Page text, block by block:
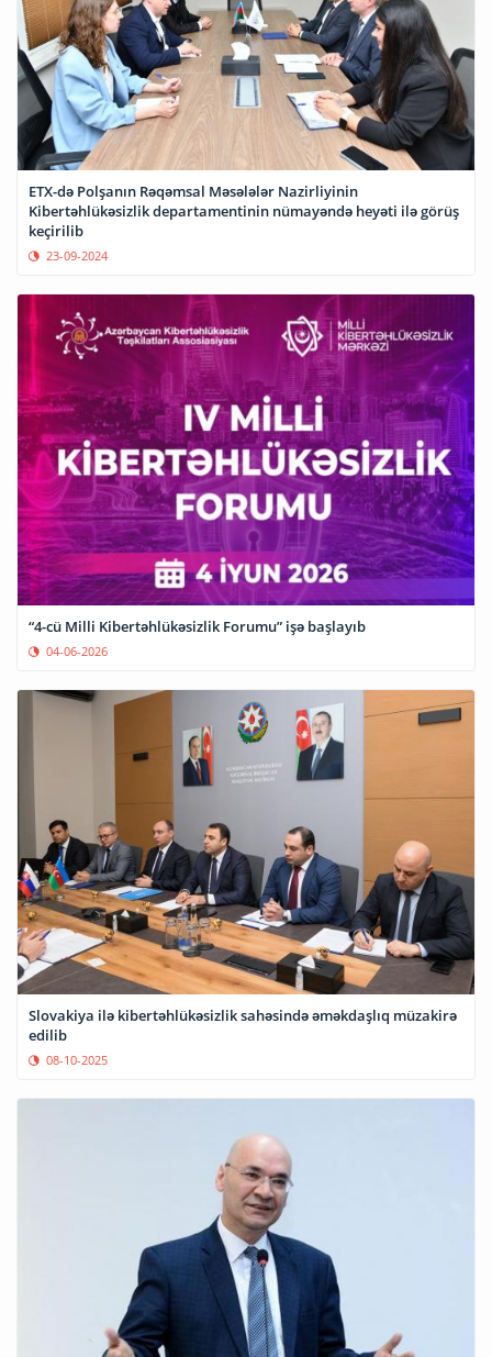
ETX-də Polşanın Rəqəmsal Məsələlər Nazirliyinin
Kibertəhlükəsizlik departamentinin nümayəndə heyəti ilə görüş
keçirilib
23-09-2024
“4-cü Milli Kibertəhlükəsizlik Forumu” işə başlayıb
04-06-2026
Slovakiya ilə kibertəhlükəsizlik sahəsində əməkdaşlıq müzakirə
edilib
08-10-2025